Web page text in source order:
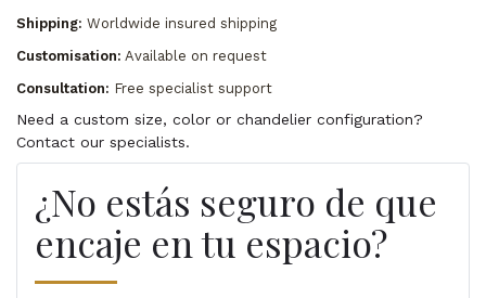
Shipping: Worldwide insured shipping
Customisation: Available on request
Consultation: Free specialist support
Need a custom size, color or chandelier configuration?
Contact our specialists.
¿No estás seguro de que
encaje en tu espacio?